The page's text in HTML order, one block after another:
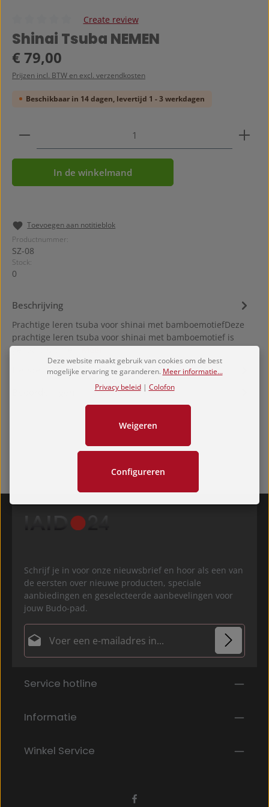
Gemiddelde waardering van 0 van 5 sterren
Create review
Shinai Tsuba NEMEN
Normale prijs:
€ 79,00
Prijzen incl. BTW en excl. verzendkosten
Beschikbaar in 14 dagen, levertijd 1 - 3 werkdagen
Producthoeveelheid: Voer de gewenste
In de winkelmand
Toevoegen aan notitieblok
Productnummer:
SZ-08
Stock:
0
Beschrijving
Prachtige leren tsuba voor shinai met bamboemotiefDeze
prachtige leren tsuba voor shinai met bamboemotief is
genaaid uit me…Meer
Hersteller
Schrijf je in voor onze nieuwsbrief en hoor als een van
de eersten over nieuwe producten, speciale
aanbiedingen en geselecteerde aanbevelingen voor
jouw Budo-pad.
E-mailadres*
Door doorgaan te selecteren, bevestigt u dat u onze
algemene voorwaarden
Velden gemarkeerd met asterisks (*) zijn verplicht.
Service hotline
Informatie
Winkel Service
Deze website maakt gebruik van cookies om de best
mogelijke ervaring te garanderen. Meer informatie...
Privacy beleid| Colofon
Weigeren
Configureren